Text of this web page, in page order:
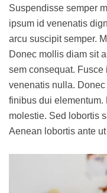
Suspendisse semper
ipsum id venenatis
arcu suscipit semper.
Donec mollis diam sit
sem consequat.
venenatis nulla.
finibus dui elementum.
molestie. Sed lobortis
Aenean lobortis ante